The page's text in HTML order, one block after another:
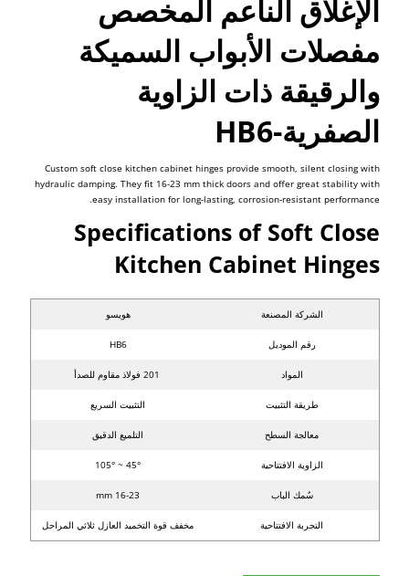
الإغلاق الناعم المخصص
مفصلات الأبواب السميكة
والرقيقة ذات الزاوية
الصفرية-HB6
Custom soft close kitchen cabinet hinges provide smooth, silent closing with
hydraulic damping. They fit 16-23 mm thick doors and offer great stability with
easy installation for long-lasting, corrosion-resistant performance.
Specifications of Soft Close
Kitchen Cabinet Hinges
الشركة المصنعة هويسو
رقم الموديل HB6
المواد
طريقة التثبيت التثبيت السريع
معالجة السطح التلميع الدقيق
الزاوية الافتتاحية 45° ~ 105°
سُمك الباب 16-23 mm
التجربة الافتتاحية مخفف قوة التخميد العازل ثلاثي المراحل